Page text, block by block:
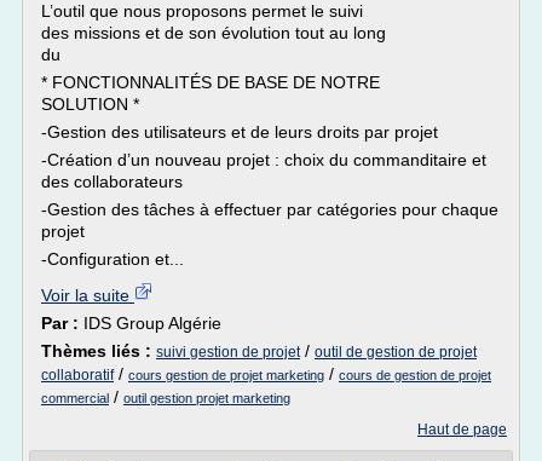
L’outil que nous proposons permet le suivi
des missions et de son évolution tout au long
du
* FONCTIONNALITÉS DE BASE DE NOTRE
SOLUTION *
-Gestion des utilisateurs et de leurs droits par projet
-Création d’un nouveau projet : choix du commanditaire et
des collaborateurs
-Gestion des tâches à effectuer par catégories pour chaque
projet
-Configuration et...
Voir la suite
Par : IDS Group Algérie
Thèmes liés : suivi gestion de projet/ outil de gestion de projet
collaboratif/ cours gestion de projet marketing / cours de gestion de projet
commercial / outil gestion projet marketing
Haut de page